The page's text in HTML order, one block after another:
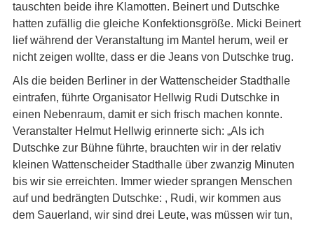
tauschten beide ihre Klamotten. Beinert und Dutschke
hatten zufällig die gleiche Konfektionsgröße. Micki Beinert
lief während der Veranstaltung im Mantel herum, weil er
nicht zeigen wollte, dass er die Jeans von Dutschke trug.
Als die beiden Berliner in der Wattenscheider Stadthalle
eintrafen, führte Organisator Hellwig Rudi Dutschke in
einen Nebenraum, damit er sich frisch machen konnte.
Veranstalter Helmut Hellwig erinnerte sich: „Als ich
Dutschke zur Bühne führte, brauchten wir in der relativ
kleinen Wattenscheider Stadthalle über zwanzig Minuten
bis wir sie erreichten. Immer wieder sprangen Menschen
auf und bedrängten Dutschke: , Rudi, wir kommen aus
dem Sauerland, wir sind drei Leute, was müssen wir tun,